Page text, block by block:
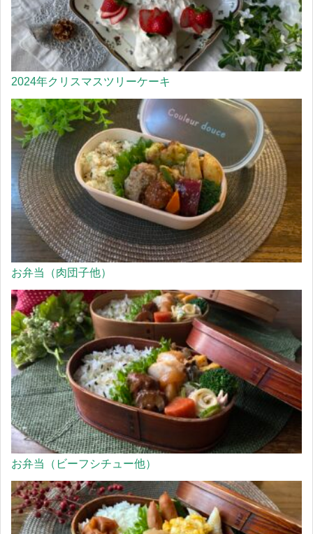
2024年クリスマスツリーケーキ
お弁当（肉団子他）
お弁当（ビーフシチュー他）